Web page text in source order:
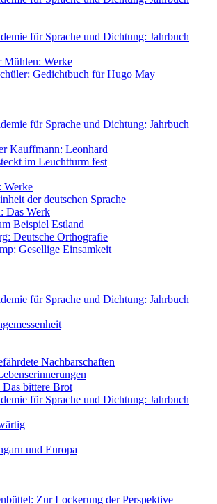
für Sprache und Dichtung: Jahrbuch
Mühlen: Werke
Gedichtbuch für Hugo May
für Sprache und Dichtung: Jahrbuch
Kauffmann: Leonhard
im Leuchtturm fest
Werke
der deutschen Sprache
Das Werk
Beispiel Estland
Deutsche Orthografie
Gesellige Einsamkeit
für Sprache und Dichtung: Jahrbuch
Nachbarschaften
bittere Brot
für Sprache und Dichtung: Jahrbuch
und Europa
Zur Lockerung der Perspektive